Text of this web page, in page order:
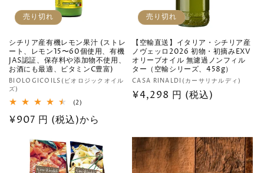
売り切れ
シチリア産有機レモン果汁 (ストレ
ート、レモン15〜60個使用、有機
JAS認証、保存料や添加物不使用、
お酒にも最適、ビタミンC豊富)
販
売
元:
BIOLOGICOILS(ビオロジックオイル
ズ)
(2)
ビ
ュ
数
の
合
計
通
¥907 円 (税込)から
売り切れ
【空輸直送】イタリア・シチリア産
ノヴェッロ2026 初物・初摘みEXV
オリーブオイル 無濾過ノンフィル
ター（空輸シリーズ、458g）
販
売
CASA RINALDI(カーサリナルディ)
通
格
¥4,298 円 (税込)